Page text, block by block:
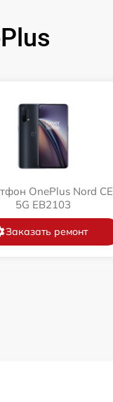
OnePlus Nord CE
5G EB2103
Заказать ремонт